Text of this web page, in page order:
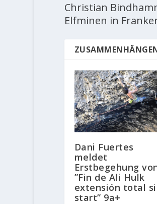
Christian
Elfminen in
Dani Fuertes
meldet
Erstbegehung
”Fin de Ali Hulk
extensión total
start” 9a+